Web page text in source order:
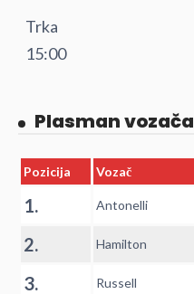
Trka
15:00
Plasman vozača
Pozicija Vozač
1. Antonelli
2. Hamilton
3. Russell